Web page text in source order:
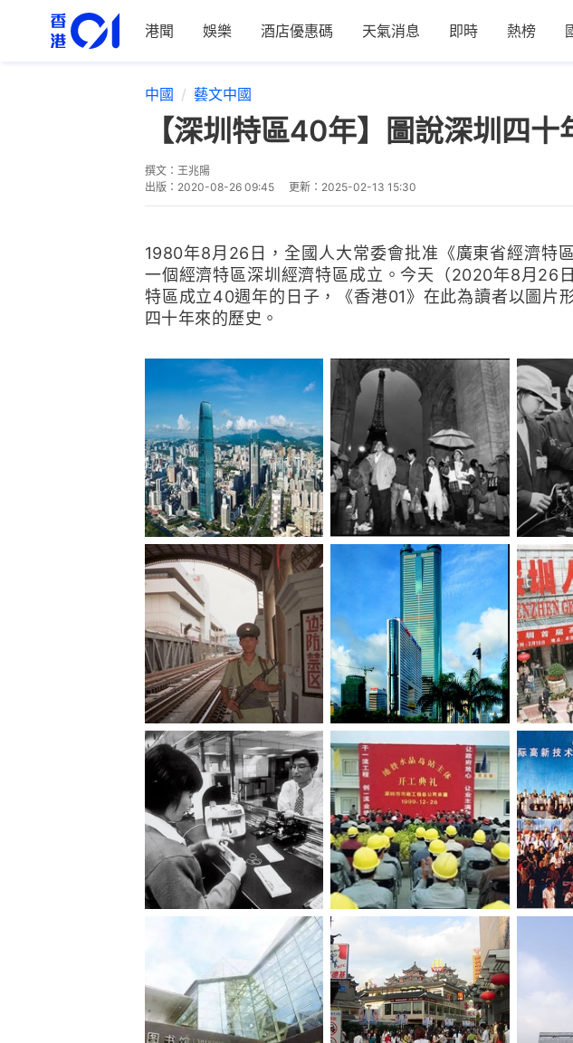
港聞 娛樂 酒店優惠碼 天氣消息 即時 熱榜
中國 藝文中國
【深圳特區40年】圖說深圳四十
撰文： 王兆陽
出版： 2020-08-26 09:45 更新： 2025-02-13 15:30
1980年8月26日，全國人大常委會批准《廣東省經濟特
一個經濟特區深圳經濟特區成立。今天（2020年8月26
特區成立40週年的日子，《香港01》在此為讀者以圖片
四十年來的歷史。